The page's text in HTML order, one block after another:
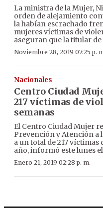
La ministra de la Mujer,
orden de alejamiento
la habían escrachado
mujeres víctimas de
aseguran que la titular
Noviembre 28, 2019 07:25 p.
Nacionales
Centro Ciudad
217 víctimas de
semanas
El Centro Ciudad Mujer
Prevención y Atención a
a un total de 217 víctimas
año, informó este lunes
Enero 21, 2019 02:28 p. m.